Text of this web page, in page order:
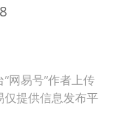
网易号”作者上传
仅提供信息发布平